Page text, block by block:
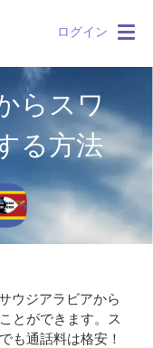
ログイン
らスワ
る方法
ウジアラビアから
とができます。 ス
も通話料は格安！